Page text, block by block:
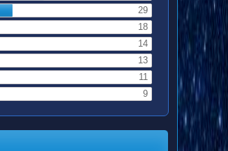
29
18
14
13
11
9